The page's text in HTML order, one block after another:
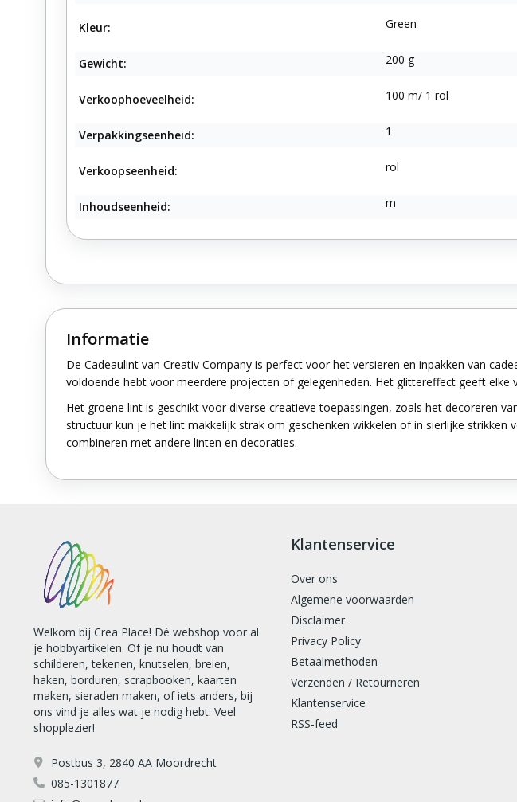
Kleur: Green
Gewicht: 200 g
Verkoophoeveelheid: 100 m/ 1 rol
Verpakkingseenheid: 1
Verkoopseenheid: rol
Inhoudseenheid: m
Informatie
De Cadeaulint van Creativ Company is perfect voor het versieren en inpakken van
voldoende hebt voor meerdere projecten of gelegenheden. Het glittereffect geeft
Het groene lint is geschikt voor diverse creatieve toepassingen, zoals het decoreren
structuur kun je het lint makkelijk strak om geschenken wikkelen of in sierlijke
combineren met andere linten en decoraties.
Welkom bij Crea Place! Dé webshop voor al
je hobbyartikelen. Of je nu houdt van
schilderen, tekenen, knutselen, breien,
haken, borduren, scrapbooken, kaarten
maken, sieraden maken, of iets anders, bij
ons vind je alles wat je nodig hebt. Veel
shopplezier!
Postbus 3, 2840 AA Moordrecht
085-1301877
Klantenservice
Over ons
Algemene voorwaarden
Disclaimer
Privacy Policy
Betaalmethoden
Verzenden / Retourneren
Klantenservice
RSS-feed